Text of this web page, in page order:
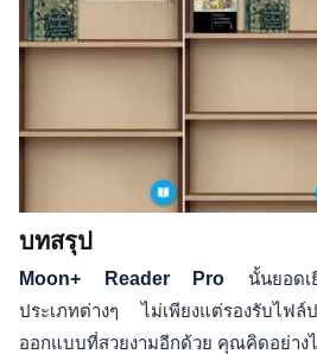
บทสรุป
Moon+ Reader Pro นั้นยอดเ
ประเภทต่างๆ ไม่เพียงแต่รองรับไฟ
ออกแบบที่สวยงามอีกด้วย คุณคิดอย่าง